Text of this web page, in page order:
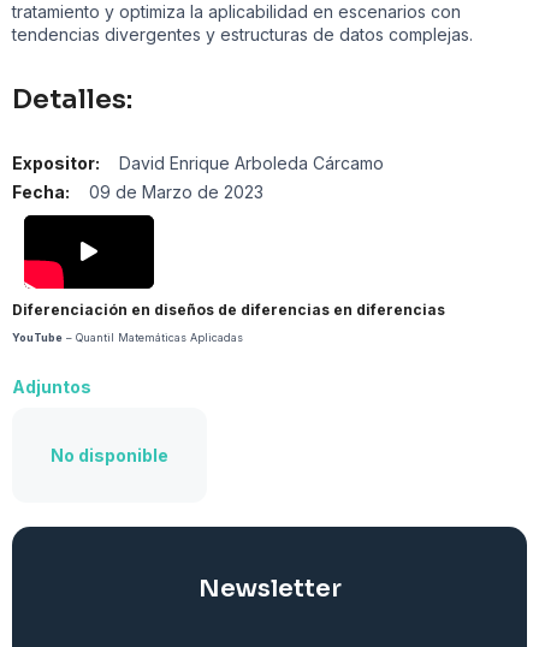
tratamiento y optimiza la aplicabilidad en escenarios con
tendencias divergentes y estructuras de datos complejas.
Detalles:
Expositor:
David Enrique Arboleda Cárcamo
Fecha:
09 de Marzo de 2023
Diferenciación en diseños de diferencias en diferencias
YouTube – Quantil Matemáticas Aplicadas
Adjuntos
No disponible
Newsletter